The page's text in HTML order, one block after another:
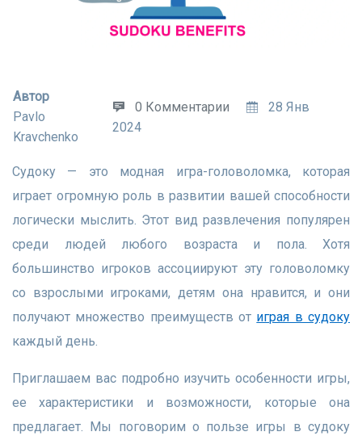
Автор
Pavlo
Kravchenko
0 Комментарии
28 Янв
2024
Судоку — это модная игра-головоломка, которая
играет огромную роль в развитии вашей способности
логически мыслить. Этот вид развлечения популярен
среди людей любого возраста и пола. Хотя
большинство игроков ассоциируют эту головоломку
со взрослыми игроками, детям она нравится, и они
получают множество преимуществ от играя в судоку
каждый день.
Приглашаем вас подробно изучить особенности игры,
ее характеристики и возможности, которые она
предлагает. Мы поговорим о пользе игры в судоку